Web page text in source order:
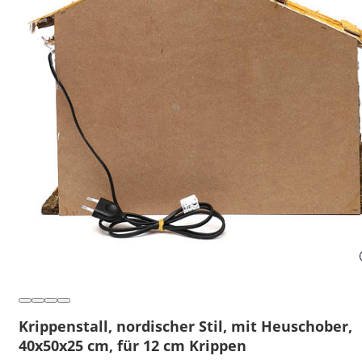
Krippenstall, nordischer Stil, mit Heuschober,
40x50x25 cm, für 12 cm Krippen